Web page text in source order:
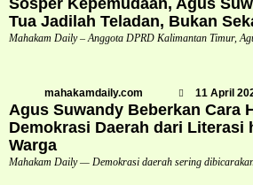
Tua Jadilah Teladan, Bukan
Mahakam Daily – Anggota DPRD Kalimantan Timur,
mahakamdaily.com 11 April
Agus Suwandy Beberkan Cara
Demokrasi Daerah dari Literasi
Warga
Mahakam Daily — Demokrasi daerah sering